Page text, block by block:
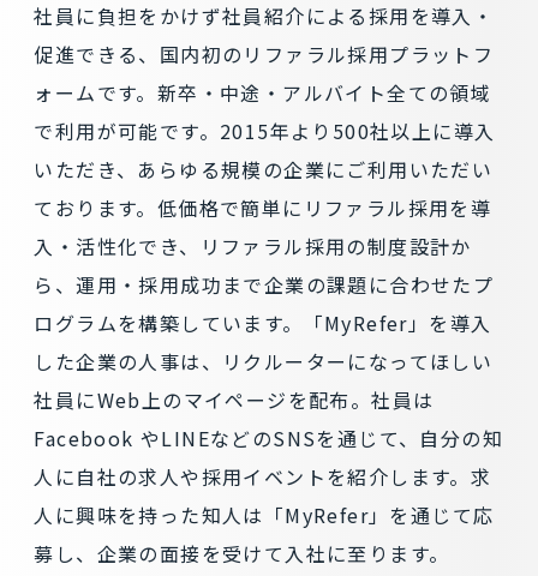
社員に負担をかけず社員紹介による採用を導入・
促進できる、国内初のリファラル採用プラットフ
ォームです。新卒・中途・アルバイト全ての領域
で利用が可能です。2015年より500社以上に導入
いただき、あらゆる規模の企業にご利用いただい
ております。低価格で簡単にリファラル採用を導
入・活性化でき、リファラル採用の制度設計か
ら、運用・採用成功まで企業の課題に合わせたプ
ログラムを構築しています。「MyRefer」を導入
した企業の人事は、リクルーターになってほしい
社員にWeb上のマイページを配布。社員は
Facebook やLINEなどのSNSを通じて、自分の知
人に自社の求人や採用イベントを紹介します。求
人に興味を持った知人は「MyRefer」を通じて応
募し、企業の面接を受けて入社に至ります。